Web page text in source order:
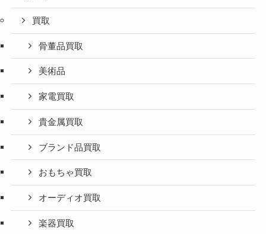
買取
骨董品買取
美術品
家電買取
貴金属買取
ブランド品買取
おもちゃ買取
オーディオ買取
楽器買取